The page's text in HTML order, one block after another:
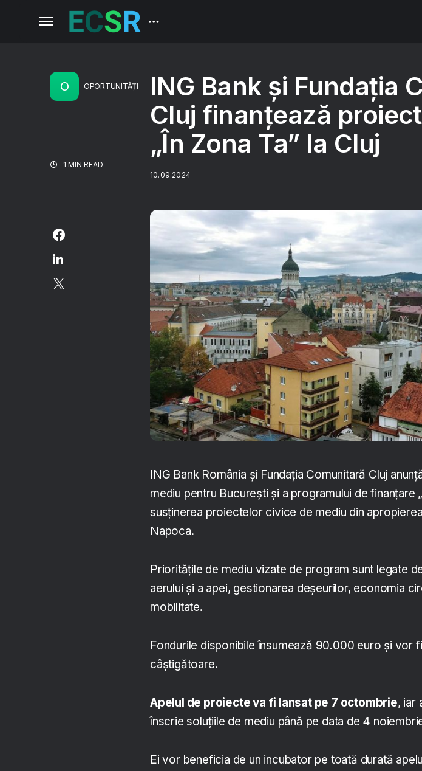
O OPORTUNITĂȚI
1 MIN READ
ING Bank și Fundația
Cluj finanțează
„În Zona Ta” la Cluj
10.09.2024
ING Bank România și Fundația Comunitară Cluj
mediu pentru București și a programului de finanțare
susținerea proiectelor civice de mediu din
Napoca.
Prioritățile de mediu vizate de program sunt legate
aerului și a apei, gestionarea deșeurilor, economia
mobilitate.
Fondurile disponibile însumează 90.000 euro și vor
câștigătoare.
Apelul de proiecte va fi lansat pe 7 octombrie, iar
înscrie soluțiile de mediu până pe data de 4
Ei vor beneficia de un incubator pe toată durată